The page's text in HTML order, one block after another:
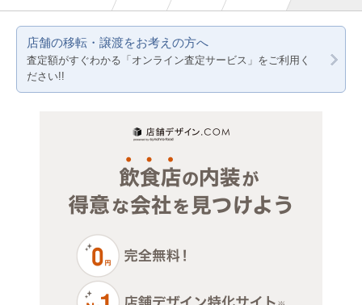
医療・歯科・クリニック
物販・小売
ジム・教室・スタジオ
その他サービス・その他
千葉
埼玉
神奈川
千葉
店舗の移転・譲渡をお考えの方へ
査定額がすぐわかる「オンライン査定サービス」をご利用く
ださい!!